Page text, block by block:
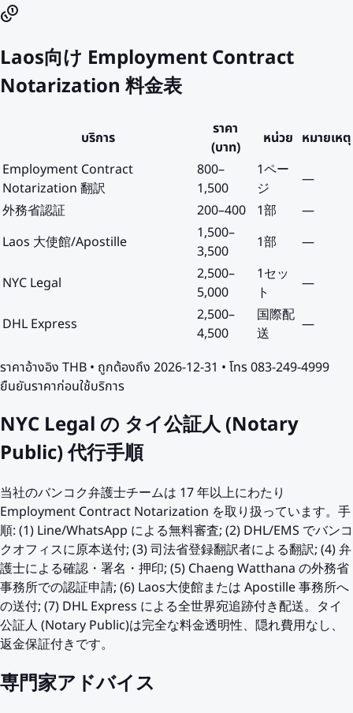
Laos向け Employment Contract
Notarization 料金表
บริการ
ราคา
(บาท)
หน่วย หมายเหตุ
Employment Contract
Notarization 翻訳
800–
1,500
1ペー
ジ
—
外務省認証
200–400 1部
—
Laos 大使館/Apostille
1,500–
3,500
1部 —
NYC Legal 2,500–
5,000
1セッ
ト
—
DHL Express 2,500–
4,500
国際配
送
—
ราคาอ้างอิง THB • ถูกต้องถึง 2026-12-31 • โทร 083-249-4999
ยืนยันราคาก่อนใช้บริการ
NYC Legal の タイ公証人 (Notary
Public) 代行手順
当社のバンコク弁護士チームは 17 年以上にわたり
Employment Contract Notarization を取り扱っています。手
順: (1) Line/WhatsApp による無料審査; (2) DHL/EMS でバンコ
クオフィスに原本送付; (3) 司法省登録翻訳者による翻訳; (4) 弁
護士による確認・署名・押印; (5) Chaeng Watthana の外務省
事務所での認証申請; (6) Laos大使館または Apostille 事務所へ
の送付; (7) DHL Express による全世界宛追跡付き配送。タイ
公証人 (Notary Public)は完全な料金透明性、隠れ費用なし、
返金保証付きです。
専門家アドバイス